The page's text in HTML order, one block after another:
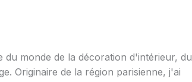
du monde de la décoration d'intérieur, du
Originaire de la région parisienne, j'ai